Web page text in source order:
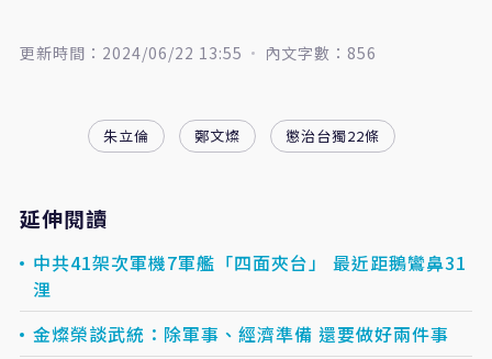
更新時間：2024/06/22 13:55 內文字數：856
朱立倫 鄭文燦 懲治台獨22條
延伸閱讀
中共41架次軍機7軍艦「四面夾台」 最近距鵝鸞鼻31
浬
金燦榮談武統：除軍事、經濟準備 還要做好兩件事